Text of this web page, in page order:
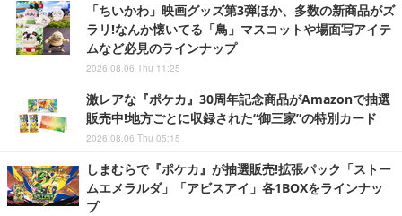
「ちいかわ」映画グッズ第3弾ほか、多数の新商品がズ
ラリ!なんか懐いてる「鳥」マスコットや場面写アイテ
ムなど必見のラインナップ
2026.08.06 Thu 11:25
激レアな『ポケカ』30周年記念商品がAmazonで抽選
販売中!地方ごとに収録された“御三家”の特別カード
2026.08.06 Thu 05:15
しまむらで『ポケカ』が抽選販売!拡張パック「ストー
ムエメラルダ」「アビスアイ」各1BOXをラインナッ
プ